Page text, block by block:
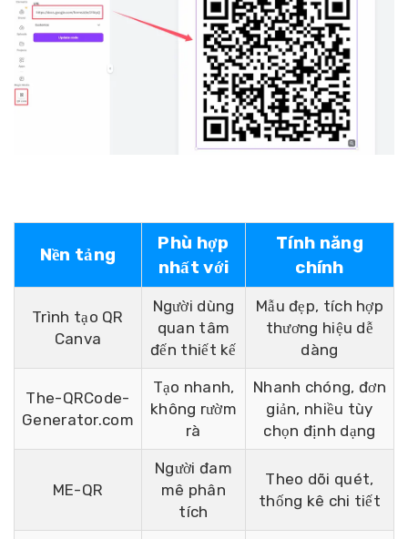
Nền tảng
Phù hợp
nhất với
Tính năng
chính
Trình tạo QR
Canva
Người dùng
quan tâm
đến thiết kế
Mẫu đẹp, tích hợp
thương hiệu dễ
dàng
The-QRCode-
Generator.com
Tạo nhanh,
không rườm
rà
Nhanh chóng, đơn
giản, nhiều tùy
chọn định dạng
ME-QR
Người đam
mê phân
tích
Theo dõi quét,
thống kê chi tiết